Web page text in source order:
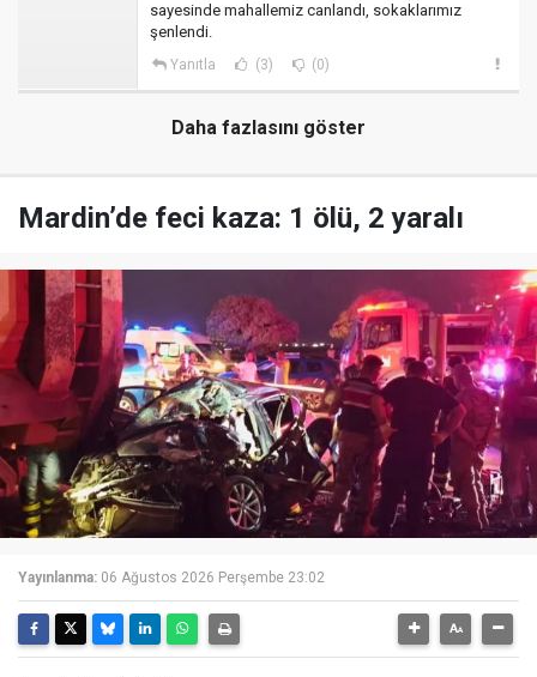
sayesinde mahallemiz canlandı, sokaklarımız
şenlendi.
Yanıtla (3) (0)
Daha fazlasını göster
Mardin’de feci kaza: 1 ölü, 2 yaralı
Yayınlanma: 06 Ağustos 2026 Perşembe 23:02